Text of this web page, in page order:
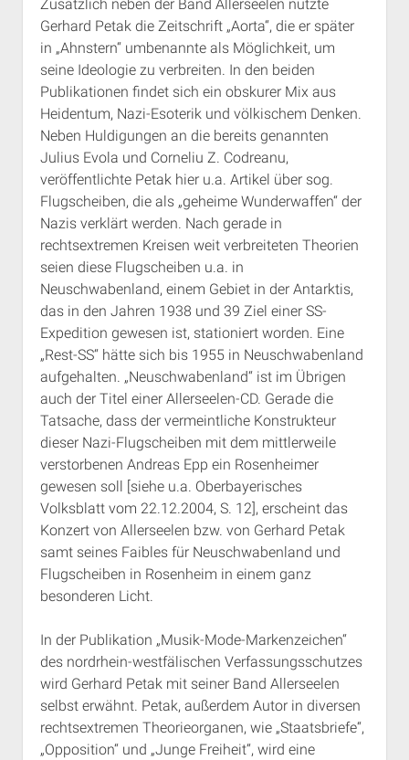
Zusätzlich neben der Band Allerseelen nutzte
Gerhard Petak die Zeitschrift „Aorta“, die er später
in „Ahnstern“ umbenannte als Möglichkeit, um
seine Ideologie zu verbreiten. In den beiden
Publikationen findet sich ein obskurer Mix aus
Heidentum, Nazi-Esoterik und völkischem Denken.
Neben Huldigungen an die bereits genannten
Julius Evola und Corneliu Z. Codreanu,
veröffentlichte Petak hier u.a. Artikel über sog.
Flugscheiben, die als „geheime Wunderwaffen“ der
Nazis verklärt werden. Nach gerade in
rechtsextremen Kreisen weit verbreiteten Theorien
seien diese Flugscheiben u.a. in
Neuschwabenland, einem Gebiet in der Antarktis,
das in den Jahren 1938 und 39 Ziel einer SS-
Expedition gewesen ist, stationiert worden. Eine
„Rest-SS“ hätte sich bis 1955 in Neuschwabenland
aufgehalten. „Neuschwabenland“ ist im Übrigen
auch der Titel einer Allerseelen-CD. Gerade die
Tatsache, dass der vermeintliche Konstrukteur
dieser Nazi-Flugscheiben mit dem mittlerweile
verstorbenen Andreas Epp ein Rosenheimer
gewesen soll [siehe u.a. Oberbayerisches
Volksblatt vom 22.12.2004, S. 12], erscheint das
Konzert von Allerseelen bzw. von Gerhard Petak
samt seines Faibles für Neuschwabenland und
Flugscheiben in Rosenheim in einem ganz
besonderen Licht.
In der Publikation „Musik-Mode-Markenzeichen“
des nordrhein-westfälischen Verfassungsschutzes
wird Gerhard Petak mit seiner Band Allerseelen
selbst erwähnt. Petak, außerdem Autor in diversen
rechtsextremen Theorieorganen, wie „Staatsbriefe“,
„Opposition“ und „Junge Freiheit“, wird eine